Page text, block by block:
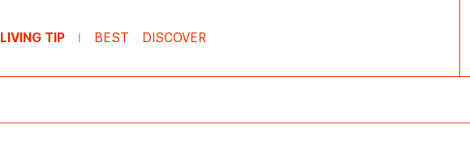
LIVING TIP | BEST DISCOVER